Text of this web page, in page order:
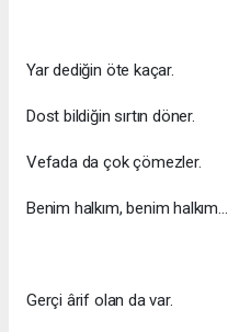
Yar dediğin öte kaçar.
Dost bildiğin sırtın döner.
Vefada da çok çömezler.
Benim halkım, benim halkım...
Gerçi ârif olan da var.